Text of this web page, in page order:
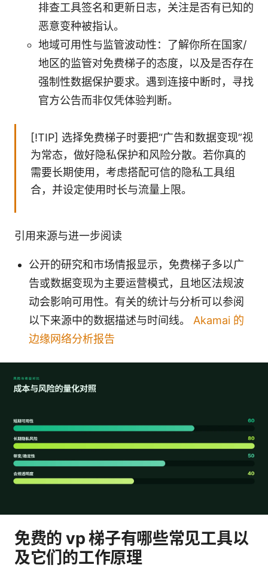
排查工具签名和更新日志，关注是否有已知的
恶意变种被指认。
地域可用性与监管波动性：了解你所在国家/
地区的监管对免费梯子的态度，以及是否存在
强制性数据保护要求。遇到连接中断时，寻找
官方公告而非仅凭体验判断。
[!TIP] 选择免费梯子时要把“广告和数据变现”视
为常态，做好隐私保护和风险分散。若你真的
需要长期使用，考虑搭配可信的隐私工具组
合，并设定使用时长与流量上限。
引用来源与进一步阅读
公开的研究和市场情报显示，免费梯子多以广
告或数据变现为主要运营模式，且地区法规波
动会影响可用性。有关的统计与分析可以参阅
以下来源中的数据描述与时间线。 Akamai 的
边缘网络分析报告
免费的 vp 梯子有哪些常见工具以
及它们的工作原理